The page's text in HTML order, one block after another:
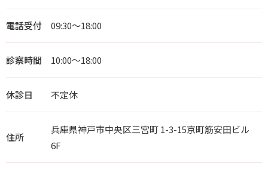
電話受付 09:30～18:00
診察時間 10:00～18:00
休診日 不定休
住所
兵庫県神戸市中央区三宮町 1-3-15京町筋安田ビル
6F